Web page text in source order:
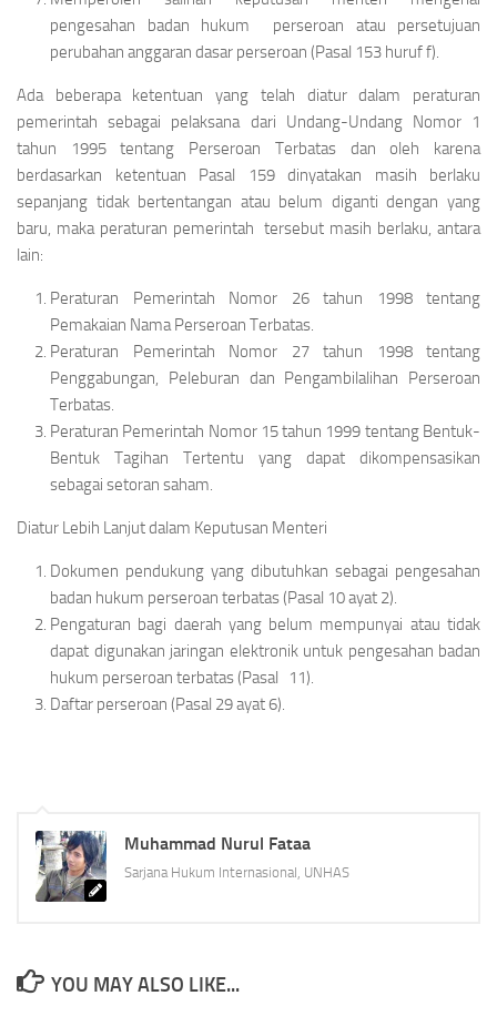
pengesahan badan hukum perseroan atau persetujuan
perubahan anggaran dasar perseroan (Pasal 153 huruf f).
Ada beberapa ketentuan yang telah diatur dalam peraturan
pemerintah sebagai pelaksana dari Undang-Undang Nomor 1
tahun 1995 tentang Perseroan Terbatas dan oleh karena
berdasarkan ketentuan Pasal 159 dinyatakan masih berlaku
sepanjang tidak bertentangan atau belum diganti dengan yang
baru, maka peraturan pemerintah tersebut masih berlaku, antara
lain:
Peraturan Pemerintah Nomor 26 tahun 1998 tentang
Pemakaian Nama Perseroan Terbatas.
Peraturan Pemerintah Nomor 27 tahun 1998 tentang
Penggabungan, Peleburan dan Pengambilalihan Perseroan
Terbatas.
Peraturan Pemerintah Nomor 15 tahun 1999 tentang Bentuk-
Bentuk Tagihan Tertentu yang dapat dikompensasikan
sebagai setoran saham.
Diatur Lebih Lanjut dalam Keputusan Menteri
Dokumen pendukung yang dibutuhkan sebagai pengesahan
badan hukum perseroan terbatas (Pasal 10 ayat 2).
Pengaturan bagi daerah yang belum mempunyai atau tidak
dapat digunakan jaringan elektronik untuk pengesahan badan
hukum perseroan terbatas (Pasal 11).
Daftar perseroan (Pasal 29 ayat 6).
Muhammad Nurul Fataa
Sarjana Hukum Internasional, UNHAS
YOU MAY ALSO LIKE...